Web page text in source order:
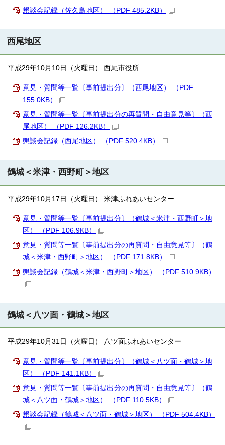
懇談会記録（佐久島地区） （PDF 485.2KB）
西尾地区
平成29年10月10日（火曜日） 西尾市役所
意見・質問等一覧〔事前提出分〕（西尾地区） （PDF
155.0KB）
意見・質問等一覧〔事前提出分の再質問・自由意見等〕（西
尾地区） （PDF 126.2KB）
懇談会記録（西尾地区） （PDF 520.4KB）
鶴城＜米津・西野町＞地区
平成29年10月17日（火曜日） 米津ふれあいセンター
意見・質問等一覧〔事前提出分〕（鶴城＜米津・西野町＞地
区） （PDF 106.9KB）
意見・質問等一覧〔事前提出分の再質問・自由意見等〕（鶴
城＜米津・西野町＞地区） （PDF 171.8KB）
懇談会記録（鶴城＜米津・西野町＞地区） （PDF 510.9KB）
鶴城＜八ツ面・鶴城＞地区
平成29年10月31日（火曜日） 八ツ面ふれあいセンター
意見・質問等一覧〔事前提出分〕（鶴城＜八ツ面・鶴城＞地
区） （PDF 141.1KB）
意見・質問等一覧〔事前提出分の再質問・自由意見等〕（鶴
城＜八ツ面・鶴城＞地区） （PDF 110.5KB）
懇談会記録（鶴城＜八ツ面・鶴城＞地区） （PDF 504.4KB）